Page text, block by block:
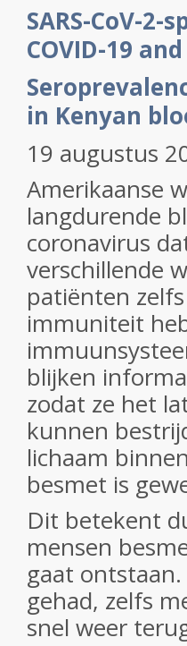
SARS-CoV-
COVID-19
in Kenyan
19 augustus
Amerikaanse
langdurende
coronavirus
verschillende
patiënten
immuniteit
blijken
zodat ze het
kunnen
lichaam
besmet is
Dit betekent
mensen
gaat
gehad, zelfs
snel weer